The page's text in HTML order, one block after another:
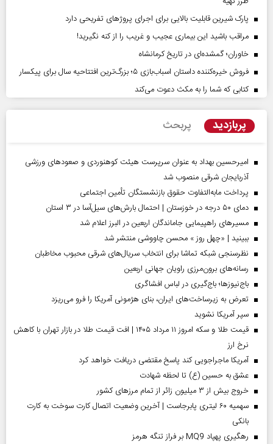
پارک شیرین قابلیت‌ بالایی برای اجرای پروژهای تفریحی دارد
مراقب باشید این بیماری عجیب و غریب را از کنه نگیرید!
خاوران؛ گمشده‌ای در تاریخ کرمانشاه
فروش خیره‌کننده داستان اسباب‌بازی ۵؛ بزرگ‌ترین افتتاحیه سال برای پیکسار
کتابی که شما را به مکث دعوت می‌کند
پربازدید پربحث
امیرحسین بهداد به عنوان سرپرست هیئت کوهنوردی و صعودهای ورزشی
آذربایجان شرقی منصوب شد
پرداخت مابه‌التفاوت حقوق بازنشستگان تأمین اجتماعی
دمای ۵۰ درجه در خوزستان | احتمال بارش‌های سیل‌آسا در ۳ استان
مسیر‌های راهپیمایی جاماندگان اربعین در البرز اعلام شد
ببینید | «چهل روز » محسن چاووشی منتشر شد
نظرسنجی شبکه تماشا برای انتخاب سریال‌های شرقی محبوب مخاطبان
رسانه‌های برون‌مرزی راویان جهانی اربعین
باج‌نیوزها؛ باج‌گیری در لباس افشاگری
تعرض به زیرساخت‌های ایران، بنای هژمونی آمریکا را فرو می‌ریزد
سپر آمریکا نشوید
قیمت طلا و سکه امروز ۱۱ مرداد ۱۴۰۵ | افت قیمت طلا در بازار تهران با کاهش
نرخ ارز
آمریکا ماجراجویی کند پاسخ مقتضی دریافت خواهد کرد
عشق به حسین (ع) تا لحظه شهادت
خروج بیش از ۳ میلیون زائر از تمام مرز‌های کشور
سهمیه ۶۰ لیتری پابرجاست | آخرین وضعیت اتصال کارت سوخت به کارت
بانکی
رهگیری پهپاد MQ9 بر فراز تنگه هرمز